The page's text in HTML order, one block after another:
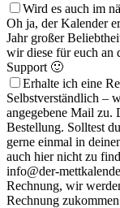
Wird es auch im
Oh ja, der Kalender
Jahr großer
wir diese für euch an
Support 🙂
Erhalte ich eine
Selbstverständlich –
angegebene Mail zu.
Bestellung. Solltest
gerne einmal in
auch hier nicht zu
info@der-
Rechnung, wir
Rechnung zukommen